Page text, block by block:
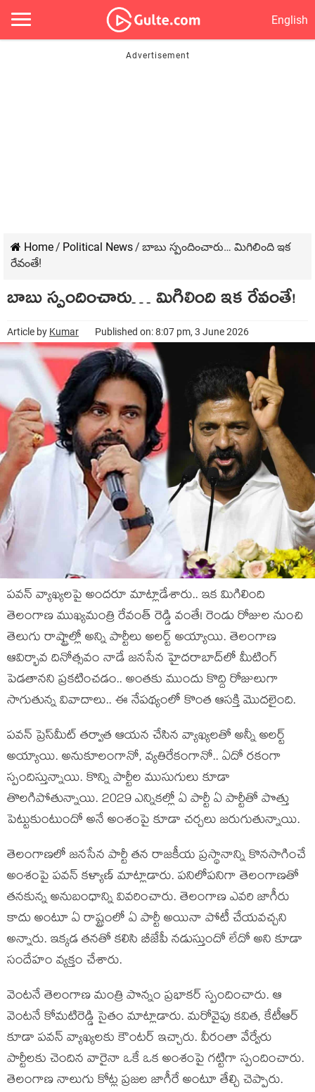
English
Home/ Political News/ బాబు స్పందించారు… మిగిలింది ఇక
రేవంతే!
బాబు స్పందించారు… మిగిలింది ఇక రేవంతే!
Article by Kumar Published on: 8:07 pm, 3 June 2026
పవన్ వ్యాఖ్యలపై అందరూ మాట్లాడేశారు.. ఇక మిగిలింది
తెలంగాణ ముఖ్యమంత్రి రేవంత్ రెడ్డి వంతే! రెండు రోజుల నుంచి
తెలుగు రాష్ట్రాల్లో అన్ని పార్టీలు అలర్ట్ అయ్యాయి. తెలంగాణ
ఆవిర్భావ దినోత్సవం నాడే జనసేన హైదరాబాద్‌లో మీటింగ్
పెడతానని ప్రకటించడం.. అంతకు ముందు కొద్ది రోజులుగా
సాగుతున్న వివాదాలు.. ఈ నేపథ్యంలో కొంత ఆసక్తి మొదలైంది.
పవన్ ప్రెస్‌మీట్ తర్వాత ఆయన చేసిన వ్యాఖ్యలతో అన్నీ అలర్ట్
అయ్యాయి. అనుకూలంగానో, వ్యతిరేకంగానో.. ఏదో రకంగా
స్పందిస్తున్నాయి. కొన్ని పార్టీల ముసుగులు కూడా
తొలగిపోతున్నాయి. 2029 ఎన్నికల్లో ఏ పార్టీ ఏ పార్టీతో పొత్తు
పెట్టుకుంటుందో అనే అంశంపై కూడా చర్చలు జరుగుతున్నాయి.
తెలంగాణలో జనసేన పార్టీ తన రాజకీయ ప్రస్థానాన్ని కొనసాగించే
అంశంపై పవన్ కళ్యాణ్ మాట్లాడారు. పనిలోపనిగా తెలంగాణతో
తనకున్న అనుబంధాన్ని వివరించారు. తెలంగాణ ఎవరి జాగీరు
కాదు అంటూ ఏ రాష్ట్రంలో ఏ పార్టీ అయినా పోటీ చేయవచ్చని
అన్నారు. ఇక్కడ తనతో కలిసి బీజేపీ నడుస్తుందో లేదో అని కూడా
సందేహం వ్యక్తం చేశారు.
వెంటనే తెలంగాణ మంత్రి పొన్నం ప్రభాకర్ స్పందించారు. ఆ
వెంటనే కోమటిరెడ్డి సైతం మాట్లాడారు. మరోవైపు కవిత, కేటీఆర్
కూడా పవన్ వ్యాఖ్యలకు కౌంటర్ ఇచ్చారు. వీరంతా వేర్వేరు
పార్టీలకు చెందిన వారైనా ఒకే ఒక అంశంపై గట్టిగా స్పందించారు.
తెలంగాణ నాలుగు కోట్ల ప్రజల జాగీరే అంటూ తేల్చి చెప్పారు.